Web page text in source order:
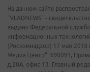
На данном сайте
"VLADNEWS" -
выдано Федеральной
информационных
(Роскомнадзор) 17 мая
Медиа Центр". 690091,
д.20А, офис 13. Главный